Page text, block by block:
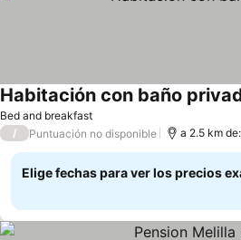
Bed and breakfast
Habitación con baño
/ Puntuación no disponible a 2.5 km
Elige fechas para ver los precios